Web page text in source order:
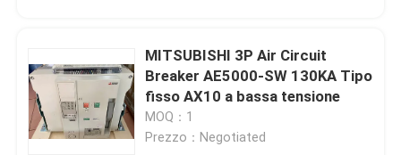
MITSUBISHI 3P Air Circuit
Breaker AE5000-SW 130KA Tipo
fisso AX10 a bassa tensione
MOQ：1
Prezzo：Negotiated